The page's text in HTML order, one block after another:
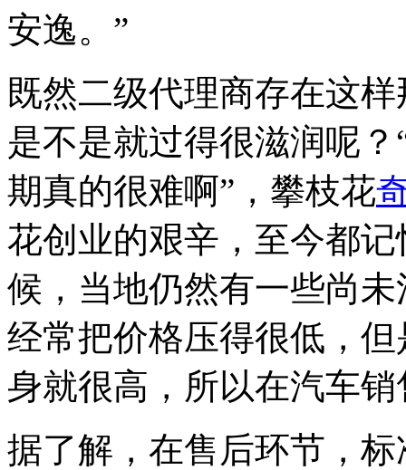
安逸。”
既然二级代理商存在这
是不是就过得很滋润呢
期真的很难啊”，攀枝花
花创业的艰辛，至今都
候，当地仍然有一些尚
经常把价格压得很低，
身就很高，所以在汽车
据了解，在售后环节，